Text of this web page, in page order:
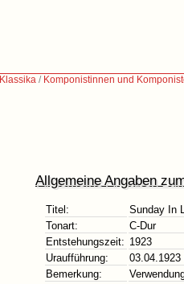
Klassika / Komponistinnen und
Allgemeine Angaben
Titel:
Sunday In
Tonart:
C-Dur
Entstehungszeit: 1923
Uraufführung:
03.04.1923
Bemerkung: